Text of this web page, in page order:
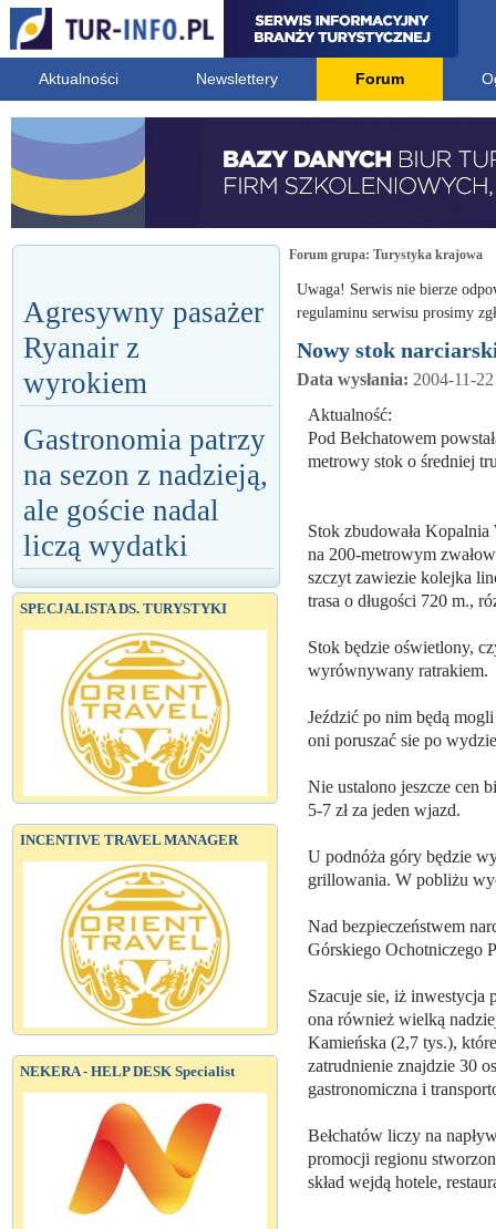
Aktualności Newslettery Forum
Agresywny pasażer
Ryanair z
wyrokiem
Gastronomia patrzy
na sezon z nadzieją,
ale goście nadal
liczą wydatki
SPECJALISTA DS. TURYSTYKI
INCENTIVE TRAVEL MANAGER
NEKERA - HELP DESK Specialist
Forum grupa: Turystyka krajowa
Uwaga! Serwis nie bierze
regulaminu serwisu prosimy
Nowy stok
Data wysłania: 2004-11-
Aktualność:
Pod Bełchatowem
metrowy stok o średniej
Stok zbudowała
na 200-metrowym
szczyt zawiezie kolejka
trasa o długości 720 m.,
Stok będzie oświetlony,
wyrównywany ratrakiem.
Jeździć po nim będą
oni poruszać sie po
Nie ustalono jeszcze cen
5-7 zł za jeden wjazd.
U podnóża góry będzie
grillowania. W pobliżu
Nad bezpieczeństwem
Górskiego Ochotniczego
Szacuje sie, iż inwestycja
ona również wielką
Kamieńska (2,7 tys.),
zatrudnienie znajdzie 30
gastronomiczna i
Bełchatów liczy na
promocji regionu
skład wejdą hotele,